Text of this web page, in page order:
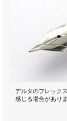
デルタのフレック
感じる場合がありま